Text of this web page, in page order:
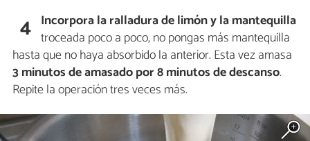
4 Incorpora la ralladura de limón y la mantequilla
troceada poco a poco, no pongas más mantequilla
hasta que no haya absorbido la anterior. Esta vez amasa
3 minutos de amasado por 8 minutos de descanso.
Repite la operación tres veces más.